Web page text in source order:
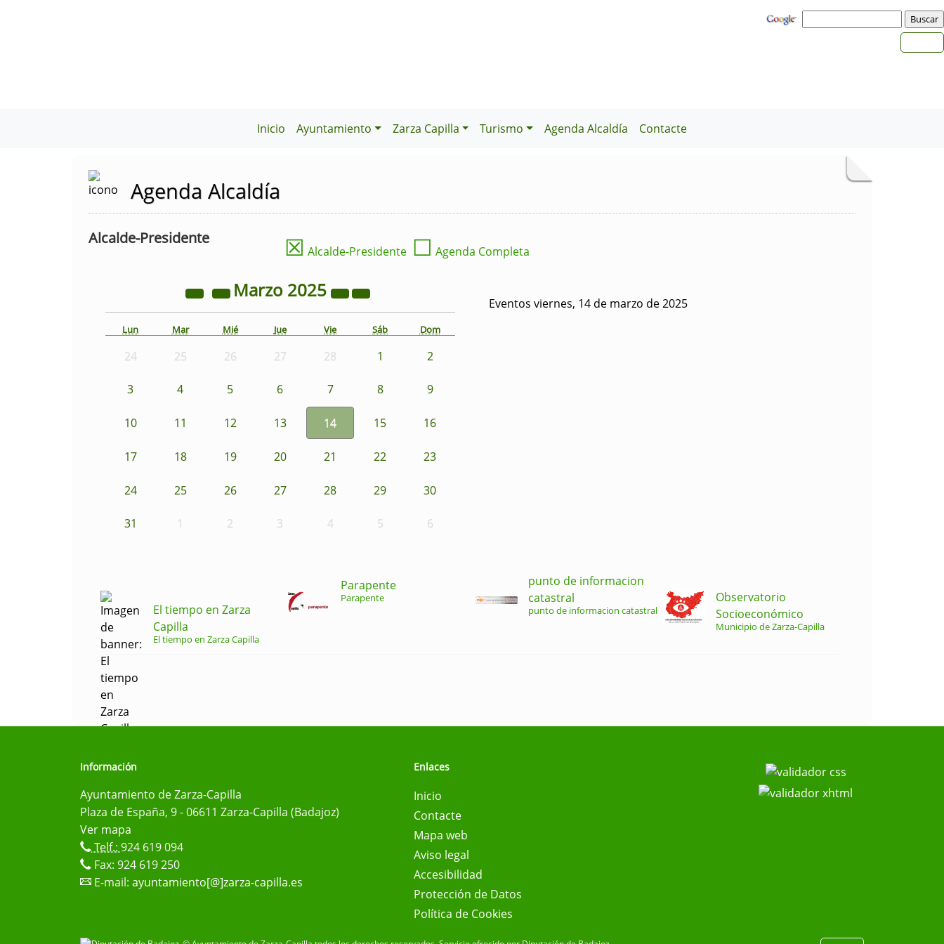
Inicio Ayuntamiento Zarza Capilla Turismo Agenda Alcaldía Contacte
Agenda Alcaldía
Alcalde-Presidente ☒ Alcalde-Presidente ☐ Agenda Completa
Marzo 2025
Lun Mar Mié Jue Vie Sáb Dom
24 25 26 27 28 1 2
3 4 5 6 7 8 9
10 11 12 13 14 15 16
17 18 19 20 21 22 23
24 25 26 27 28 29 30
31 1 2 3 4 5 6
Eventos viernes, 14 de marzo de 2025
El tiempo en Zarza
Capilla
El tiempo en Zarza Capilla
Parapente
Parapente
punto de informacion
catastral
punto de informacion catastral
Observatorio
Socioeconómico
Municipio de Zarza-Capilla
Información
Ayuntamiento de Zarza-Capilla
Plaza de España, 9 - 06611 Zarza-Capilla (Badajoz)
Ver mapa
Telf.: 924 619 094
Fax: 924 619 250
E-mail: ayuntamiento[@]zarza-capilla.es
Enlaces
Inicio
Contacte
Mapa web
Aviso legal
Accesibilidad
Protección de Datos
Política de Cookies